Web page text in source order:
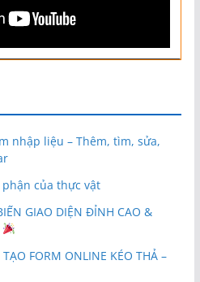
nhập liệu – Thêm, tìm, sửa,
phận của thực vật
GIAO DIỆN ĐỈNH CAO &
FORM ONLINE KÉO THẢ –